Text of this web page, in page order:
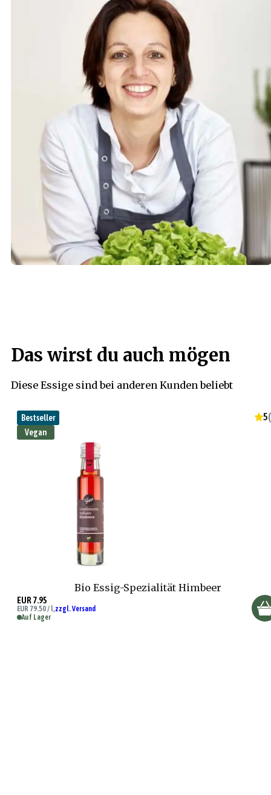
Das wirst du auch mögen
Diese Essige sind bei anderen Kunden beliebt
Bestseller
Vegan
5(
Bio Essig-Spezialität Himbeer
EUR 7.95
EUR 79.50 / l,zzgl. Versand
Auf Lager